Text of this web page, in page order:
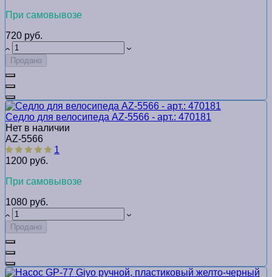
При самовывозе
720 руб.
Продано
Седло для велосипеда AZ-5566 - арт.: 470181
Нет в наличии
AZ-5566
1
1200 руб.
При самовывозе
1080 руб.
Продано